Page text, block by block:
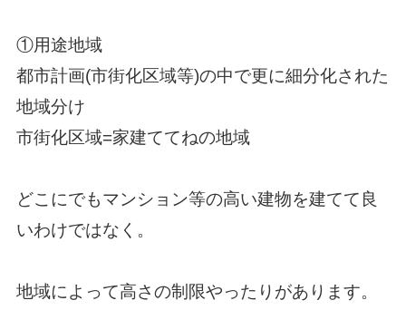
①用途地域
都市計画(市街化区域等)の中で更に細分化された
地域分け
市街化区域=家建ててねの地域
どこにでもマンション等の高い建物を建てて良
いわけではなく。
地域によって高さの制限やったりがあります。